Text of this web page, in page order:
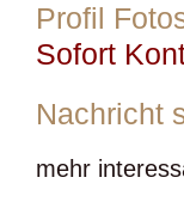
Profil
Sofort
Nachricht
mehr